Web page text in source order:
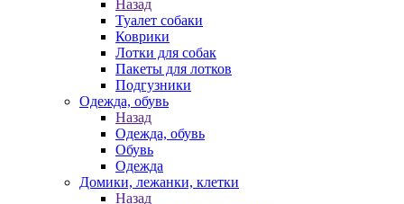
Назад
Туалет собаки
Коврики
Лотки для собак
Пакеты для лотков
Подгузники
Одежда, обувь
Назад
Одежда, обувь
Обувь
Одежда
Домики, лежанки, клетки
Назад